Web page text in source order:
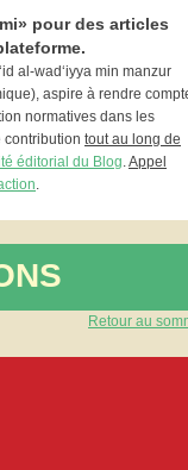
pour des articles
al-wad‘iyya min manzur
aspire à rendre
normatives dans les
contribution tout au long de
éditorial du Blog.Appel
.
Retour au